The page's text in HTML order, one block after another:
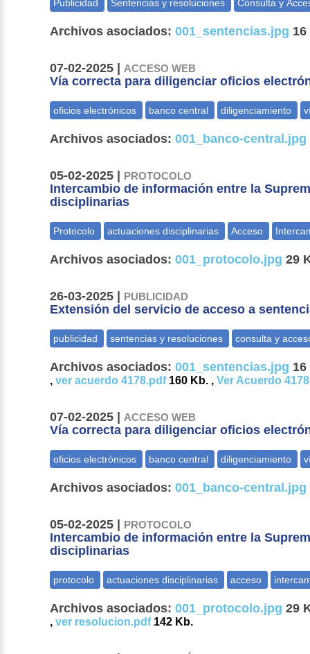
Archivos asociados: 001_sentencias.jpg
07-02-2025 |ACCESO WEB
Vía correcta para diligenciar oficios
Archivos asociados: 001_banco-central.jpg
05-02-2025 | PROTOCOLO
Intercambio de información entre la
disciplinarias
Archivos asociados: 001_protocolo.jpg 29
26-03-2025 | PUBLICIDAD
Extensión del servicio de acceso a
Archivos asociados: 001_sentencias.jpg
,ver acuerdo 4178.pdf160 Kb. ,Ver Acuerdo
07-02-2025 |ACCESO WEB
Vía correcta para diligenciar oficios
Archivos asociados: 001_banco-central.jpg
05-02-2025 | PROTOCOLO
Intercambio de información entre la
disciplinarias
Archivos asociados: 001_protocolo.jpg 29
,ver resolucion.pdf142 Kb.